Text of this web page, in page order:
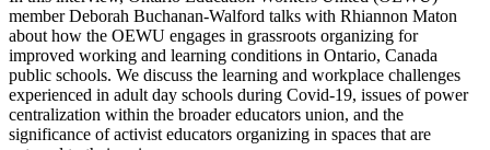
member Deborah Buchanan-Walford talks with Rhiannon Maton
about how the OEWU engages in grassroots organizing for
improved working and learning conditions in Ontario, Canada
public schools. We discuss the learning and workplace challenges
experienced in adult day schools during Covid-19, issues of power
centralization within the broader educators union, and the
significance of activist educators organizing in spaces that are